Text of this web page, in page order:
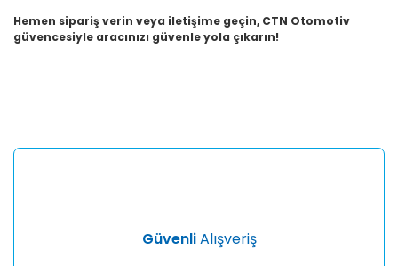
Hemen sipariş verin veya iletişime geçin, CTN Otomotiv
güvencesiyle aracınızı güvenle yola çıkarın!
Yorum Yaz
Ürün fiyatı diğer sitelerden daha pahalı.
GüvenliAlışveriş